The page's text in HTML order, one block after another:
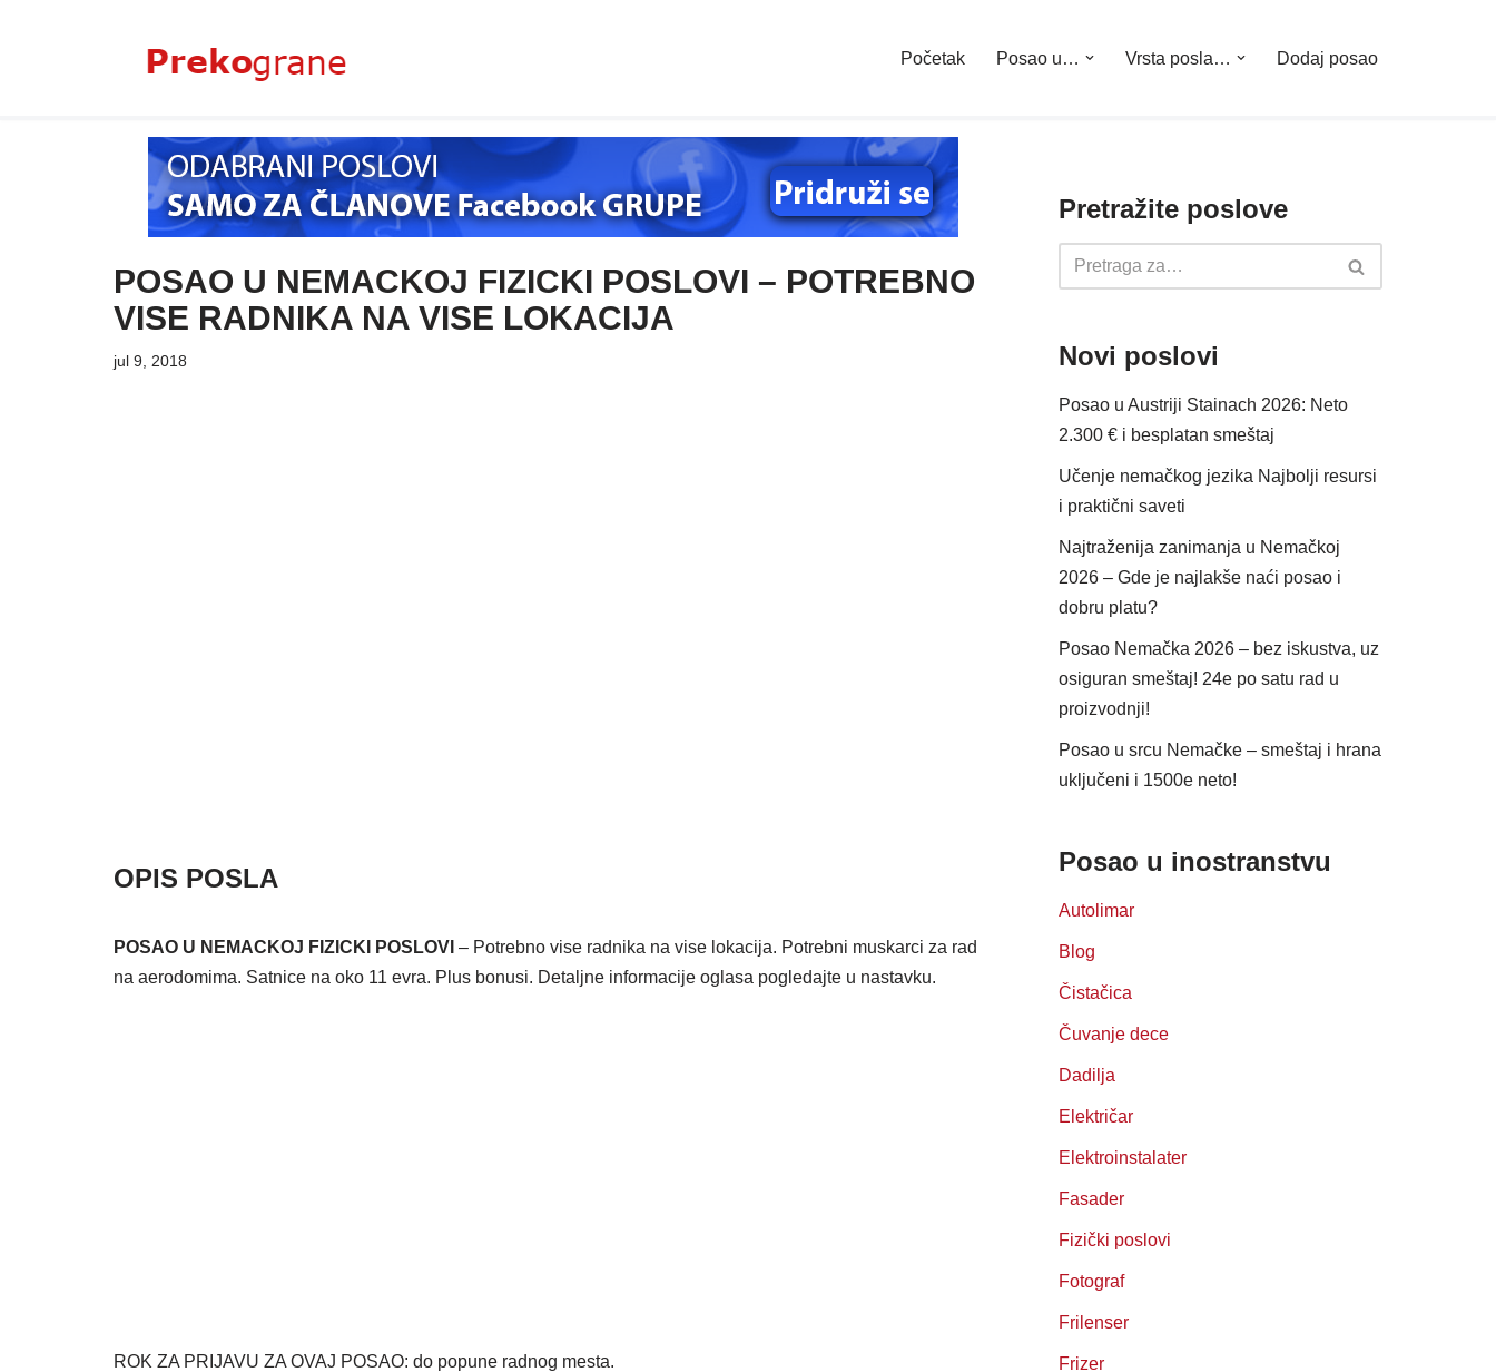
Početak Posao u… Vrsta posla… Dodaj posao
POSAO U NEMACKOJ FIZICKI POSLOVI – POTREBNO
VISE RADNIKA NA VISE LOKACIJA
jul 9, 2018
OPIS POSLA
POSAO U NEMACKOJ FIZICKI POSLOVI – Potrebno vise radnika na vise lokacija. Potrebni muskarci za rad
na aerodomima. Satnice na oko 11 evra. Plus bonusi. Detaljne informacije oglasa pogledajte u nastavku.
ROK ZA PRIJAVU ZA OVAJ POSAO: do popune radnog mesta.
Pretražite poslove
Novi poslovi
Posao u Austriji Stainach 2026: Neto
2.300 € i besplatan smeštaj
Učenje nemačkog jezika Najbolji resursi
i praktični saveti
Najtraženija zanimanja u Nemačkoj
2026 – Gde je najlakše naći posao i
dobru platu?
Posao Nemačka 2026 – bez iskustva, uz
osiguran smeštaj! 24e po satu rad u
proizvodnji!
Posao u srcu Nemačke – smeštaj i hrana
uključeni i 1500e neto!
Posao u inostranstvu
Autolimar
Blog
Čistačica
Čuvanje dece
Dadilja
Električar
Elektroinstalater
Fasader
Fizički poslovi
Fotograf
Frilenser
Frizer